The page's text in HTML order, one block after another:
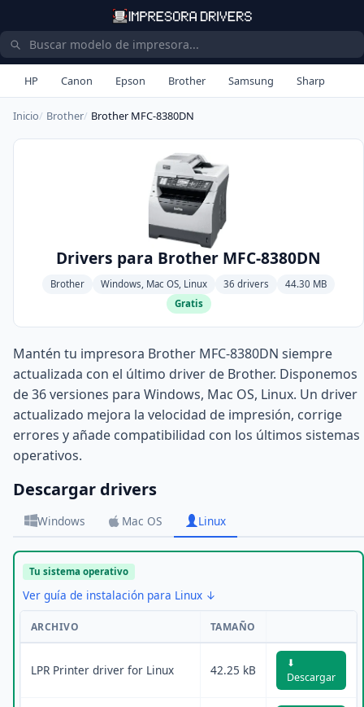
HP Canon Epson Brother Samsung Sharp
Inicio Brother Brother MFC-8380DN
Drivers para Brother MFC-8380DN
Brother Windows, Mac OS, Linux 36 drivers
44.30 MB
Gratis
Mantén tu impresora Brother MFC-8380DN siempre
actualizada con el último driver de Brother. Disponemos
de 36 versiones para Windows, Mac OS, Linux. Un driver
actualizado mejora la velocidad de impresión, corrige
errores y añade compatibilidad con los últimos sistemas
operativos.
Descargar drivers
Windows Mac OS Linux
Tu sistema operativo
Ver guía de instalación para Linux ↓
ARCHIVO TAMAÑO
LPR Printer driver for Linux 42.25 kB
⬇
Descargar